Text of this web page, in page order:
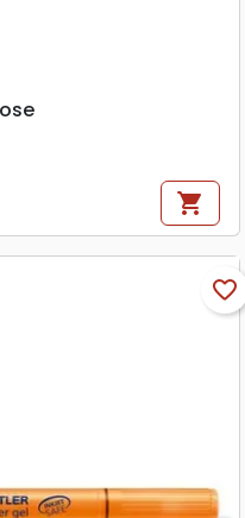
shopping_cart
favorite_border